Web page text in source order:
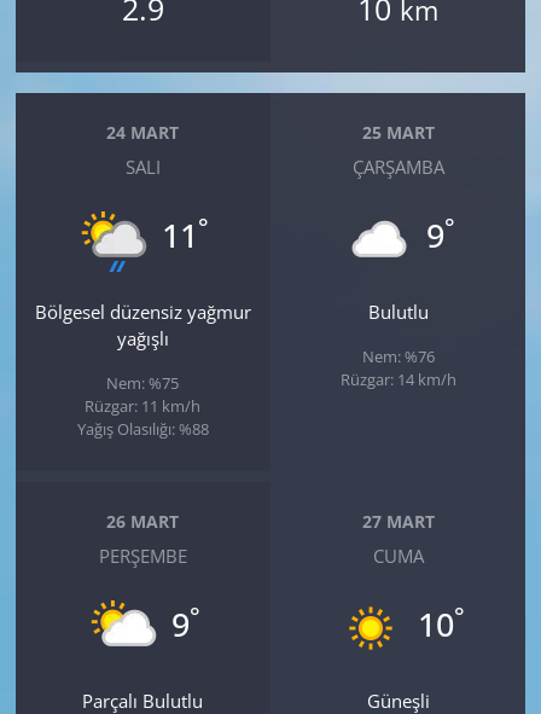
2.9 10 km
24 MART
SALI
11 °
Bölgesel düzensiz yağmur
yağışlı
Nem: %75
Rüzgar: 11 km/h
Yağış Olasılığı: %88
25 MART
ÇARŞAMBA
9°
Bulutlu
Nem: %76
Rüzgar: 14 km/h
26 MART
PERŞEMBE
9°
Parçalı Bulutlu
27 MART
CUMA
10°
Güneşli